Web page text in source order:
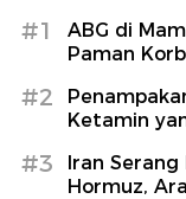
#1
ABG di
Paman
#2
Ketamin
#3
Iran Serang
Hormuz,